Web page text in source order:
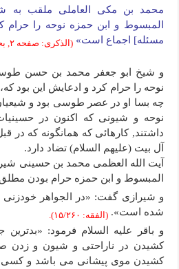
محمد بن مکی العاملی ملقب به
المبسوط و ابن حمزه نوحه را حرام
مسئله] اجماع است»(الذکری: صفحه ۲, بحارالأنوار: ۸۲/۱۰۷).
و شیخ ابو جعفر محمد بن حسن
نوحه را حرام کرد و ادعایش این بود
چه بسا او در عصر طوسی بود و
نوحه و شیونی که اکنون در
داشتند, کارهائی که همانگونه که در
آل بیت (علیهم السلام) تضاد دارد.
آیت الله العظمی محمد بن حسینی
المبسوط و ابن حمزه حرام بودن
و شیرازی گفت: «در الجواهر
شده است».(الفقه: ۱۵/۲۶۰).
و باقر علیه السلام فرمود:
کشیدن در ناراحتی و شیون و زدن
کشیدن موی پیشانی می باشد و کسی که